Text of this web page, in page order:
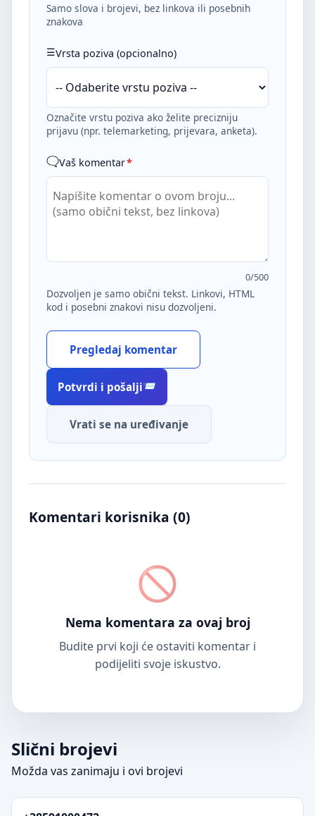
Samo slova i brojevi, bez linkova ili posebnih
znakova
Vrsta poziva (opcionalno)
Označite vrstu poziva ako želite precizniju
prijavu (npr. telemarketing, prijevara, anketa).
Vaš komentar*
0/500
Dozvoljen je samo obični tekst. Linkovi, HTML
kod i posebni znakovi nisu dozvoljeni.
Pregledaj komentar
Potvrdi i pošalji
Vrati se na uređivanje
Komentari korisnika (0)
Nema komentara za ovaj broj
Budite prvi koji će ostaviti komentar i
podijeliti svoje iskustvo.
Slični brojevi
Možda vas zanimaju i ovi brojevi